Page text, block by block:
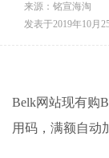
来源：铭宣海淘
发表于2019年10月
Belk网站现有购
用码，满额自动